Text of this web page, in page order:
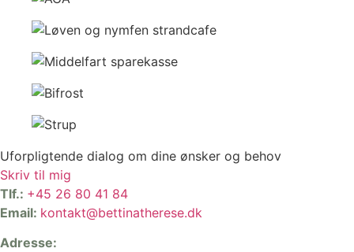
Uforpligtende dialog om dine ønsker og behov
Skriv til mig
Tlf.: +45 26 80 41 84
Email: kontakt@bettinatherese.dk
Adresse: